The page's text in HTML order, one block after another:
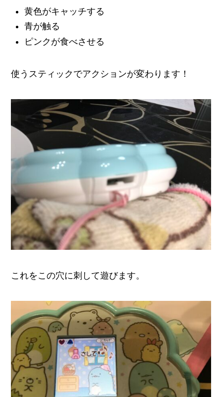
黄色がキャッチする
青が触る
ピンクが食べさせる
使うスティックでアクションが変わります！
これをこの穴に刺して遊びます。